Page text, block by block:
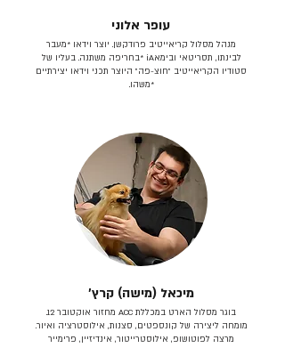
עופר אלוני
מנהל מסלול קריאייטיב פרודקשן. יוצר וידאו *מעבר
לבינתו, תסריטאי וב​ימאiA‎ *בחריפה משתנה. בעליו של
סטודיו הקריאייטיב ״חוצ-פה״ היוצר תכני וידאו יצירתיים
*משהו.
מיכאל (מישה) קרץ׳
בוגר מסלול הארט במכללת ACC מחזור אוקטובר 12.
מומחה ליצירה של קונספטים, סצנות, אילוסטרציה ואיור.
מרצה לפוטושופ, אילוסטרייטור, אינדיזיין, פרימייר